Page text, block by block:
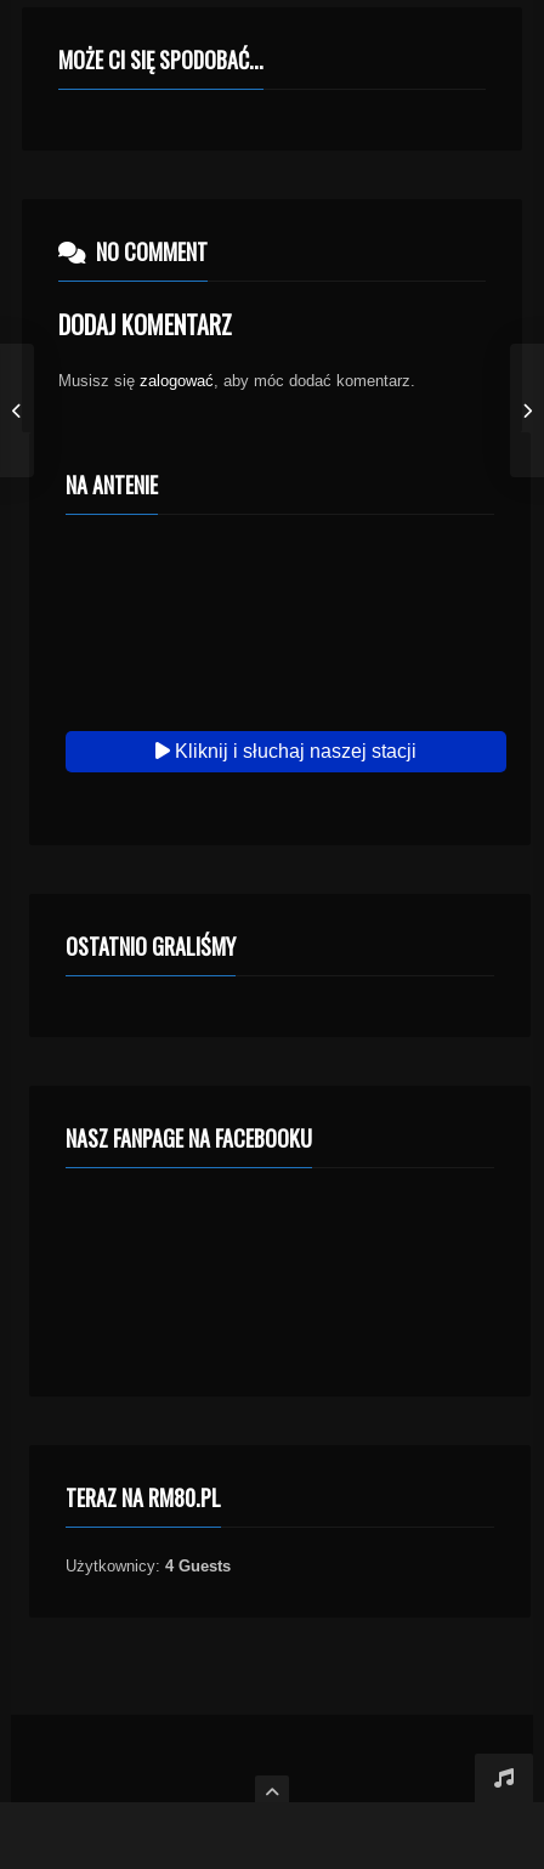
MOŻE CI SIĘ SPODOBAĆ...
NO COMMENT
DODAJ KOMENTARZ
Musisz się zalogować, aby móc dodać komentarz.
NA ANTENIE
Kliknij i słuchaj naszej stacji
OSTATNIO GRALIŚMY
NASZ FANPAGE NA FACEBOOKU
TERAZ NA RM80.PL
Użytkownicy: 4 Guests